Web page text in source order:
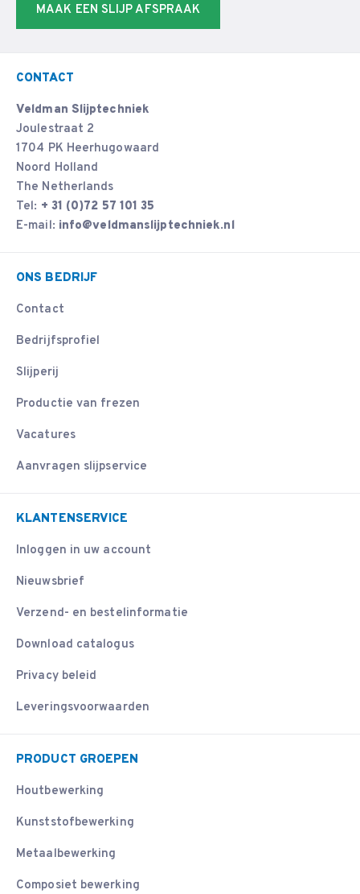
MAAK EEN SLIJP AFSPRAAK
CONTACT
Veldman Slijptechniek
Joulestraat 2
1704 PK Heerhugowaard
Noord Holland
The Netherlands
Tel: + 31 (0)72 57 101 35
E-mail: info@veldmanslijptechniek.nl
ONS BEDRIJF
Contact
Bedrijfsprofiel
Slijperij
Productie van frezen
Vacatures
Aanvragen slijpservice
KLANTENSERVICE
Inloggen in uw account
Nieuwsbrief
Verzend- en bestelinformatie
Download catalogus
Privacy beleid
Leveringsvoorwaarden
PRODUCT GROEPEN
Houtbewerking
Kunststofbewerking
Metaalbewerking
Composiet bewerking